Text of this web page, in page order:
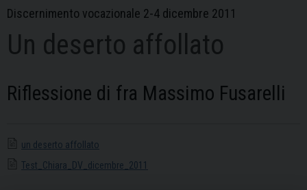
Discernimento vocazionale 2-4 dicembre 2011
Un deserto affollato
Riflessione di fra Massimo Fusarelli
un deserto affollato
Test_Chiara_DV_dicembre_2011